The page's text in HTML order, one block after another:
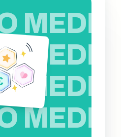
MEDIO
MEDIO
MEDIO
MEDIO